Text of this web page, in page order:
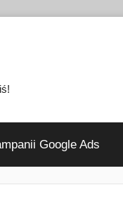
Google Ads